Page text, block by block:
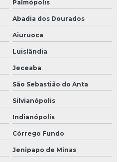
Palmópolis
Abadia dos Dourados
Aiuruoca
Luislândia
Jeceaba
São Sebastião do Anta
Silvianópolis
Indianópolis
Córrego Fundo
Jenipapo de Minas